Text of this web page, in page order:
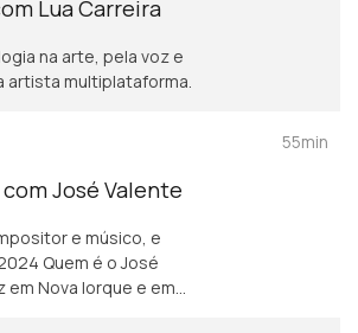
Lua Carreira
na arte, pela voz e
artista multiplataforma.
José Valente
e músico, e
Quem é o José
em Nova Iorque e em
55min